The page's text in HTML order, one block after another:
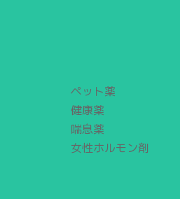
ペット薬
健康薬
喘息薬
女性ホルモン剤